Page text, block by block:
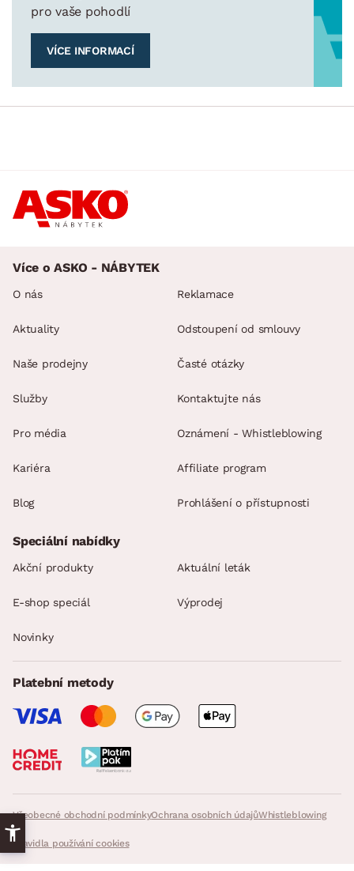
pro vaše pohodlí
VÍCE INFORMACÍ
Více o ASKO - NÁBYTEK
O nás
Aktuality
Naše prodejny
Služby
Pro média
Kariéra
Blog
Reklamace
Odstoupení od smlouvy
Časté otázky
Kontaktujte nás
Oznámení - Whistleblowing
Affiliate program
Prohlášení o přístupnosti
Všeobecné obchodní podmínkyOchrana osobních údajůWhistleblowing
Pravidla používání cookies
Speciální nabídky
Akční produkty Aktuální leták
E-shop speciál Výprodej
Novinky
Platební metody